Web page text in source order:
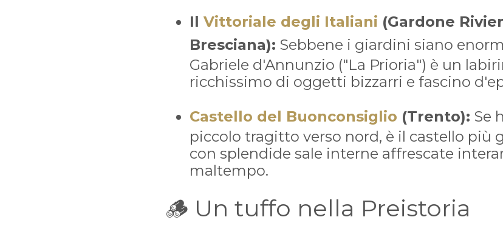
Il Vittoriale degli Italiani (Gardone
Bresciana): Sebbene i giardini siano
Gabriele d'Annunzio ("La Prioria") è un
ricchissimo di oggetti bizzarri e fascino
Castello del Buonconsiglio (Trento): Se
piccolo tragitto verso nord, è il castello più
con splendide sale interne affrescate
maltempo.
🪵 Un tuffo nella Preistoria